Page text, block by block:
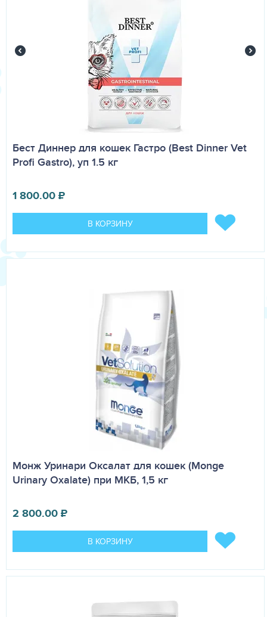
Бест Диннер для кошек Гастро (Best Dinner Vet
Profi Gastro), уп 1.5 кг
1 800.00₽
В КОРЗИНУ
Монж Уринари Оксалат для кошек (Monge
Urinary Oxalate) при МКБ, 1,5 кг
2 800.00₽
В КОРЗИНУ